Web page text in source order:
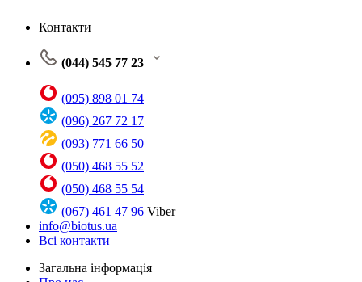
Контакти
(044) 545 77 23
(095) 898 01 74
(096) 267 72 17
(093) 771 66 50
(050) 468 55 52
(050) 468 55 54
(067) 461 47 96 Viber
info@biotus.ua
Всі контакти
Загальна інформація